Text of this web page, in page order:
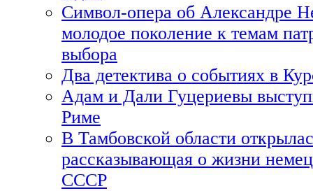
Символ-опера об Александре
молодое поколение к темам
выбора
Два детектива о событиях в
Адам и Дали Гуцериевы
Риме
В Тамбовской области
рассказывающая о жизни
СССР